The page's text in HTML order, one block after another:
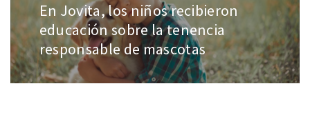
En Jovita, los niños recibieron
educación sobre la tenencia
responsable de mascotas